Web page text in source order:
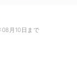
月10日まで